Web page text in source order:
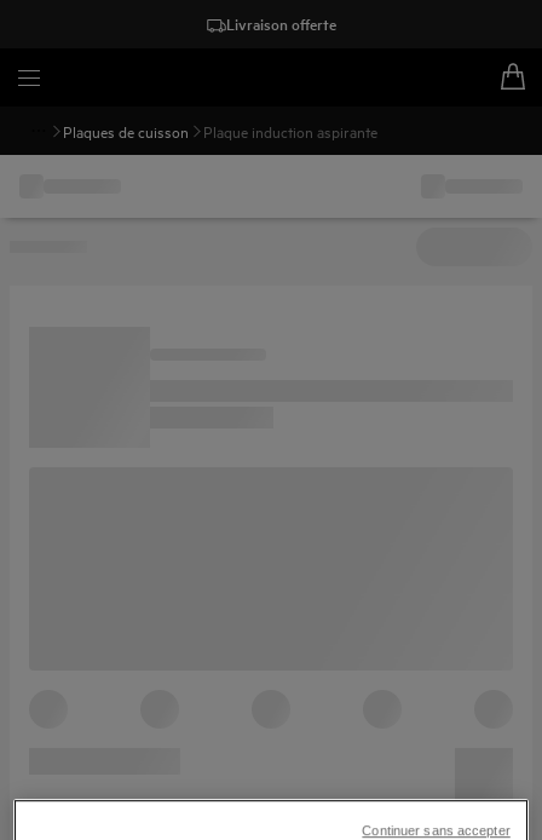
Livraison offerte
Plaques de cuisson Plaque induction aspirante
Continuer sans accepter